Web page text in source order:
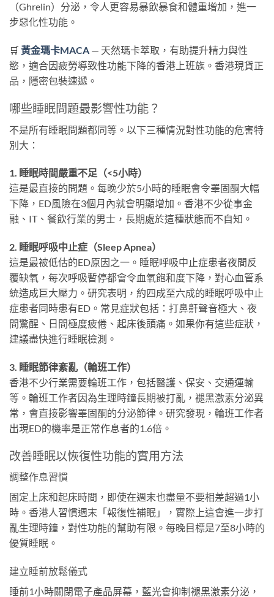
（Ghrelin）分泌，令人更容易暴飲暴食和體重增加，進一
步惡化性功能。
🛒 黃金瑪卡MACA — 天然瑪卡萃取，有助提升精力與性
慾，適合因疲勞導致性功能下降的香港上班族。香港現貨正
品，隱密包裝速遞。
哪些睡眠問題最影響性功能？
不是所有睡眠問題都同等。以下三種情況對性功能的危害特
別大：
1. 睡眠時間嚴重不足（<5小時）
這是最直接的問題。每晚少於5小時的睡眠會令睪固酮大幅
下降，ED風險在3個月內就會明顯增加。香港不少從事金
融、IT、餐飲行業的男士，長期處於這種狀態而不自知。
2. 睡眠呼吸中止症（Sleep Apnea）
這是最被低估的ED原因之一。睡眠呼吸中止症患者夜間反
覆缺氧，每次呼吸暫停都會令血氧飽和度下降，對心血管系
統造成巨大壓力。研究表明，約四成至六成的睡眠呼吸中止
症患者同時患有ED。常見症狀包括：打鼻鼾聲音極大、夜
間驚醒、日間極度疲倦、起床後頭痛。如果你有這些症狀，
建議盡快進行睡眠檢測。
3. 睡眠節律紊亂（輪班工作）
香港不少行業需要輪班工作，包括醫護、保安、交通運輸
等。輪班工作者因為生理時鐘長期被打亂，褪黑激素分泌異
常，會直接影響睪固酮的分泌節律。研究發現，輪班工作者
出現ED的機率是正常作息者的1.6倍。
改善睡眠以恢復性功能的實用方法
調整作息習慣
固定上床和起床時間，即使在週末也盡量不要相差超過1小
時。香港人習慣週末「報復性補眠」，實際上這會進一步打
亂生理時鐘，對性功能的幫助有限。每晚目標是7至8小時的
優質睡眠。
建立睡前放鬆儀式
睡前1小時關閉電子產品屏幕，藍光會抑制褪黑激素分泌，